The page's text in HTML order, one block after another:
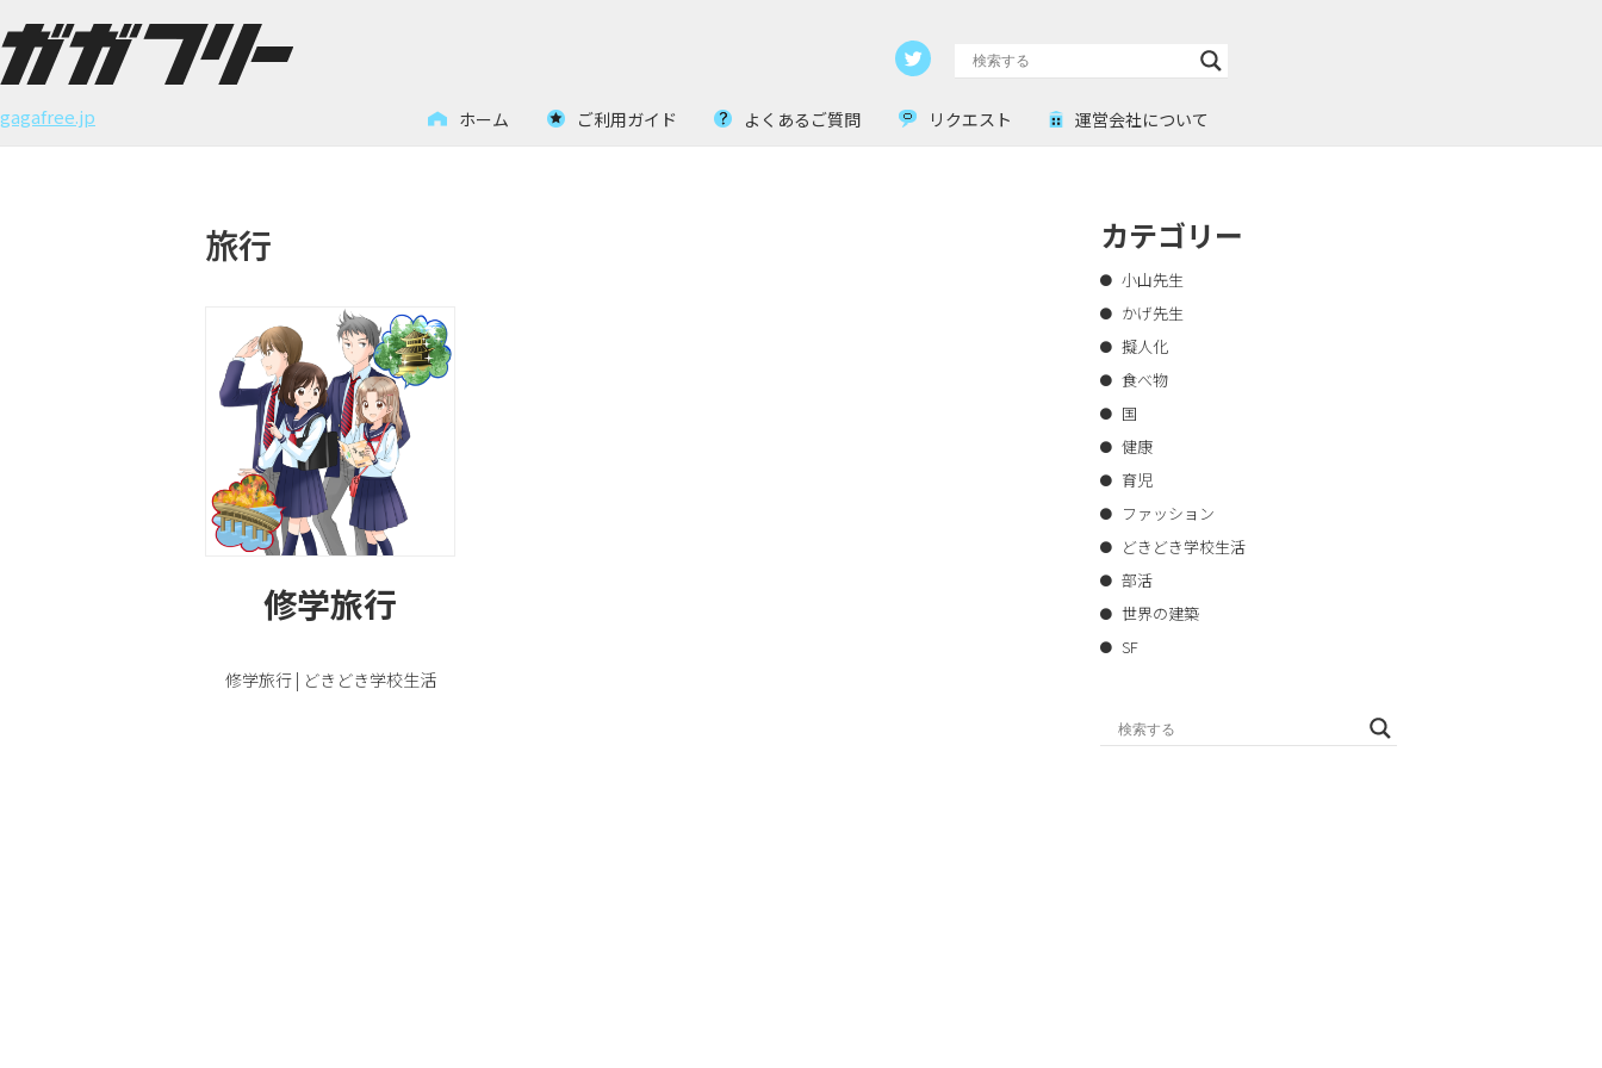
コ
テ
gagafree.jp ホーム ご利用ガイド よくあるご質問 リクエスト 運営会社について
旅行
修学旅行
修学旅行 | どきどき学校生活
カテゴリー
小山先生
かげ先生
擬人化
食べ物
国
健康
育児
ファッション
どきどき学校生活
部活
世界の建築
SF